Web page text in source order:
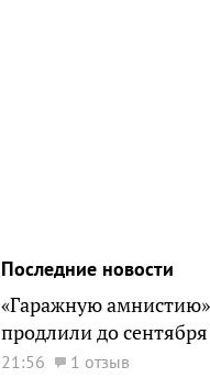
Последние новости
«Гаражную
продлили до
21:56 1 отзыв